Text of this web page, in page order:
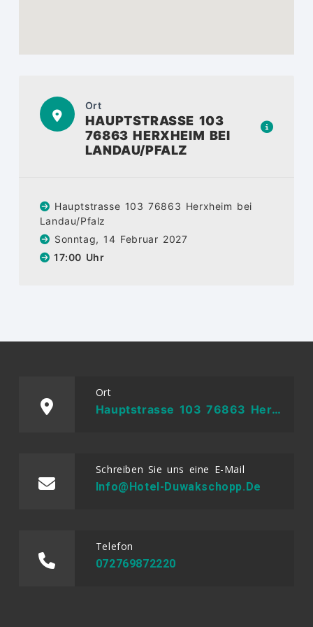
Ort
HAUPTSTRASSE 103
76863 HERXHEIM BEI
LANDAU/PFALZ
Hauptstrasse 103 76863 Herxheim bei
Landau/Pfalz
Sonntag, 14 Februar 2027
17:00 Uhr
Ort
Hauptstrasse 103 76863 Herxheim Bei Landau/Pfalz
Schreiben Sie uns eine E-Mail
Info@hotel-Duwakschopp.de
Telefon
072769872220